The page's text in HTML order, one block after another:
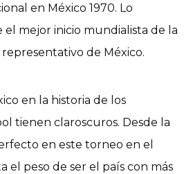
en México 1970. Lo
mejor inicio mundialista de la
de México.
en la historia de los
tienen claroscuros. Desde la
en este torneo en el
el peso de ser el país con más